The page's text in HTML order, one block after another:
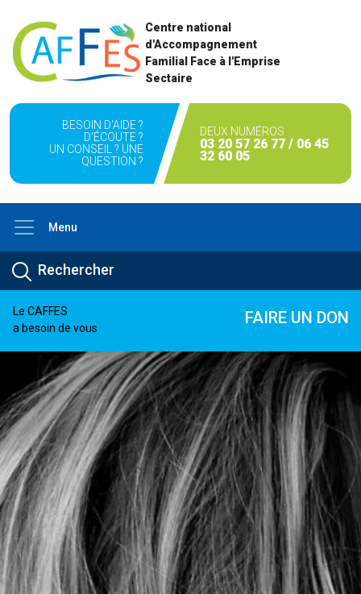
Centre national
d'Accompagnement
Familial Face à l'Emprise
Sectaire
BESOIN D'AIDE ?
D'ÉCOUTE ?
UN CONSEIL ? UNE
QUESTION ?
DEUX NUMÉROS
03 20 57 26 77 / 06 45
32 60 05
Menu
Le CAFFES
a besoin de vous
FAIRE UN DON